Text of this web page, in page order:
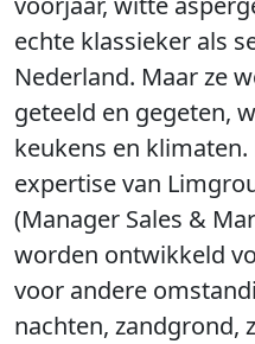
echte klassieker als
Nederland. Maar ze
geteeld en gegeten,
keukens en klimaten.
expertise van
(Manager Sales &
worden ontwikkeld
voor andere
nachten, zandgrond,